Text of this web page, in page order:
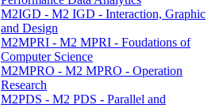
M2IGD - M2 IGD - Interaction, Graphic
and Design
M2MPRI - M2 MPRI - Foudations of
Computer Science
M2MPRO - M2 MPRO - Operation
Research
M2PDS - M2 PDS - Parallel and